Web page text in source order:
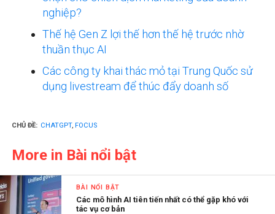
nghiệp?
Thế hệ Gen Z lợi thế hơn thế hệ trước nhờ
thuần thục AI
Các công ty khai thác mỏ tại Trung Quốc sử
dụng livestream để thúc đẩy doanh số
CHỦ ĐỀ: CHATGPT, FOCUS
More in Bài nổi bật
BÀI NỔI BẬT
Các mô hình AI tiên tiến nhất có thể gặp khó với
tác vụ cơ bản